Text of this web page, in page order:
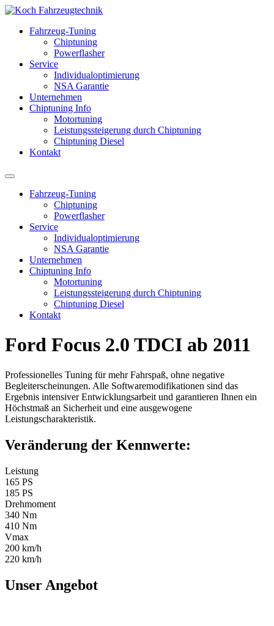
Fahrzeug-Tuning
Chiptuning
Powerflasher
Service
Individualoptimierung
NSA Garantie
Unternehmen
Chiptuning Info
Motortuning
Leistungssteigerung durch Chiptuning
Chiptuning Diesel
Kontakt
Fahrzeug-Tuning
Chiptuning
Powerflasher
Service
Individualoptimierung
NSA Garantie
Unternehmen
Chiptuning Info
Motortuning
Leistungssteigerung durch Chiptuning
Chiptuning Diesel
Kontakt
Ford Focus 2.0 TDCI ab 2011
Professionelles Tuning für mehr Fahrspaß, ohne negative
Begleiterscheinungen. Alle Softwaremodifikationen sind das
Ergebnis intensiver Entwicklungsarbeit und garantieren Ihnen ein
Höchstmaß an Sicherheit und eine ausgewogene
Leistungscharakteristik.
Veränderung der Kennwerte:
Leistung
165 PS
185 PS
Drehmoment
340 Nm
410 Nm
Vmax
200 km/h
220 km/h
Unser Angebot